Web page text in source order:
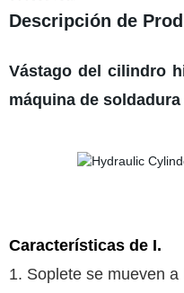
Descripción de
Vástago del cilindro
máquina de
Características de I.
1. Soplete se mueven